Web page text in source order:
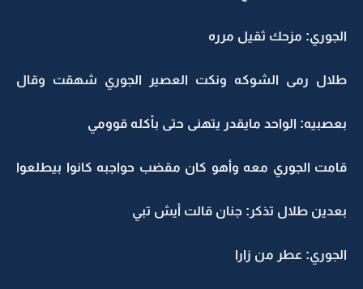
الجوري: مزحك ثقيل مرره
طلال رمى الشوكه ونكت العصير الجوري شهقت وقال
بعصبيه: الواحد مايقدر يتهنى حتى بأكله قوومي
قامت الجوري معه وأهو كان مقضب حواجبه كانوا بيطلعوا
بعدين طلال تذكر: جنان قالت أيش تبي
الجوري: عطر من زارا